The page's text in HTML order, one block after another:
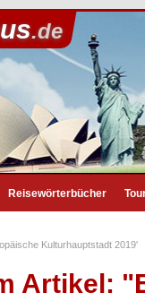
.de
Reisewörterbücher
Kulturhauptstadt 2019'
Artikel: